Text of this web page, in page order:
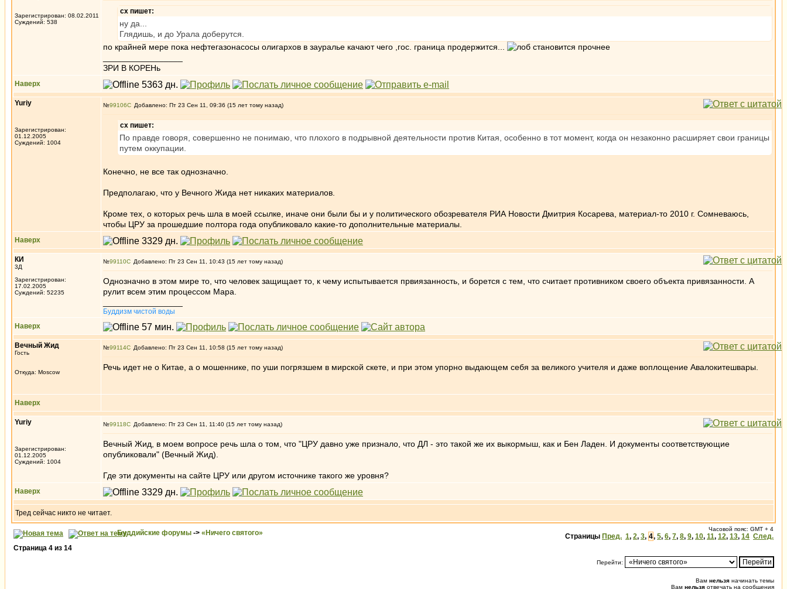
Зарегистрирован: 08.02.2011
Суждений: 538
сх пишет:
ну да...
Глядишь, и до Урала доберутся.
по крайней мере пока нефтегазонасосы олигархов в зауралье качают чего ,гос. граница продержится...
ЗРИ В КОРЕНь
Наверх
Yuriy
Зарегистрирован:
01.12.2005
Суждений: 1004
№99106 Добавлено: Пт 23 Сен 11, 09:36 (15 лет тому назад)
сх пишет:
По правде говоря, совершенно не понимаю, что плохого в подрывной деятельности против Китая, особенно в тот момент, когда он незаконно расширяет свои границы
путем оккупации.
Конечно, не все так однозначно.
Предполагаю, что у Вечного Жида нет никаких материалов.
Кроме тех, о которых речь шла в моей ссылке, иначе они были бы и у политического обозревателя РИА Новости Дмитрия Косарева, материал-то 2010 г. Сомневаюсь,
чтобы ЦРУ за прошедшие полтора года опубликовало какие-то дополнительные материалы.
Наверх
КИ
3Д
Зарегистрирован:
17.02.2005
Суждений: 52235
№99110 Добавлено: Пт 23 Сен 11, 10:43 (15 лет тому назад)
Однозначно в этом мире то, что человек защищает то, к чему испытывается првиязанность, и борется с тем, что считает противником своего объекта привязанности. А
рулит всем этим процессом Мара.
Буддизм чистой воды
Наверх
Вечный Жид
Гость
Откуда: Moscow
№99114 Добавлено: Пт 23 Сен 11, 10:58 (15 лет тому назад)
Речь идет не о Китае, а о мошеннике, по уши погрязшем в мирской скете, и при этом упорно выдающем себя за великого учителя и даже воплощение Авалокитешвары.
Наверх
Yuriy
Зарегистрирован:
01.12.2005
Суждений: 1004
№99118 Добавлено: Пт 23 Сен 11, 11:40 (15 лет тому назад)
Вечный Жид, в моем вопросе речь шла о том, что "ЦРУ давно уже признало, что ДЛ - это такой же их выкормыш, как и Бен Ладен. И документы соответствующие
опубликовали" (Вечный Жид).
Где эти документы на сайте ЦРУ или другом источнике такого же уровня?
Наверх
Тред сейчас никто не читает.
Буддийские форумы -> «Ничего святого» Часовой пояс: GMT + 4
Страницы Пред. 1, 2, 3, 4, 5, 6, 7, 8, 9, 10, 11, 12, 13, 14 След.
Страница 4 из 14
Перейти:
Вам нельзя начинать темы
Вам нельзя отвечать на сообщения